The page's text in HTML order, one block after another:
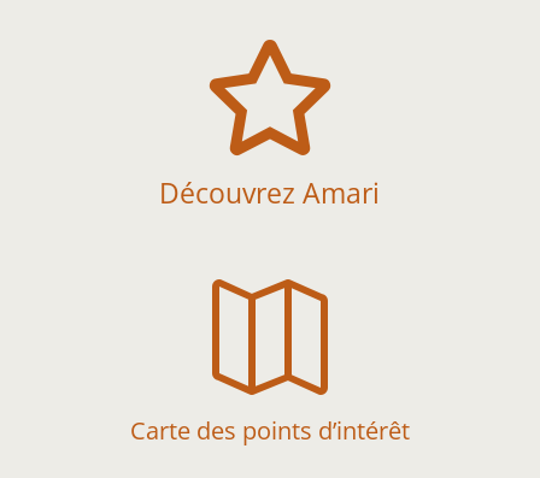

Découvrez Amari

Carte des points d’intérêt